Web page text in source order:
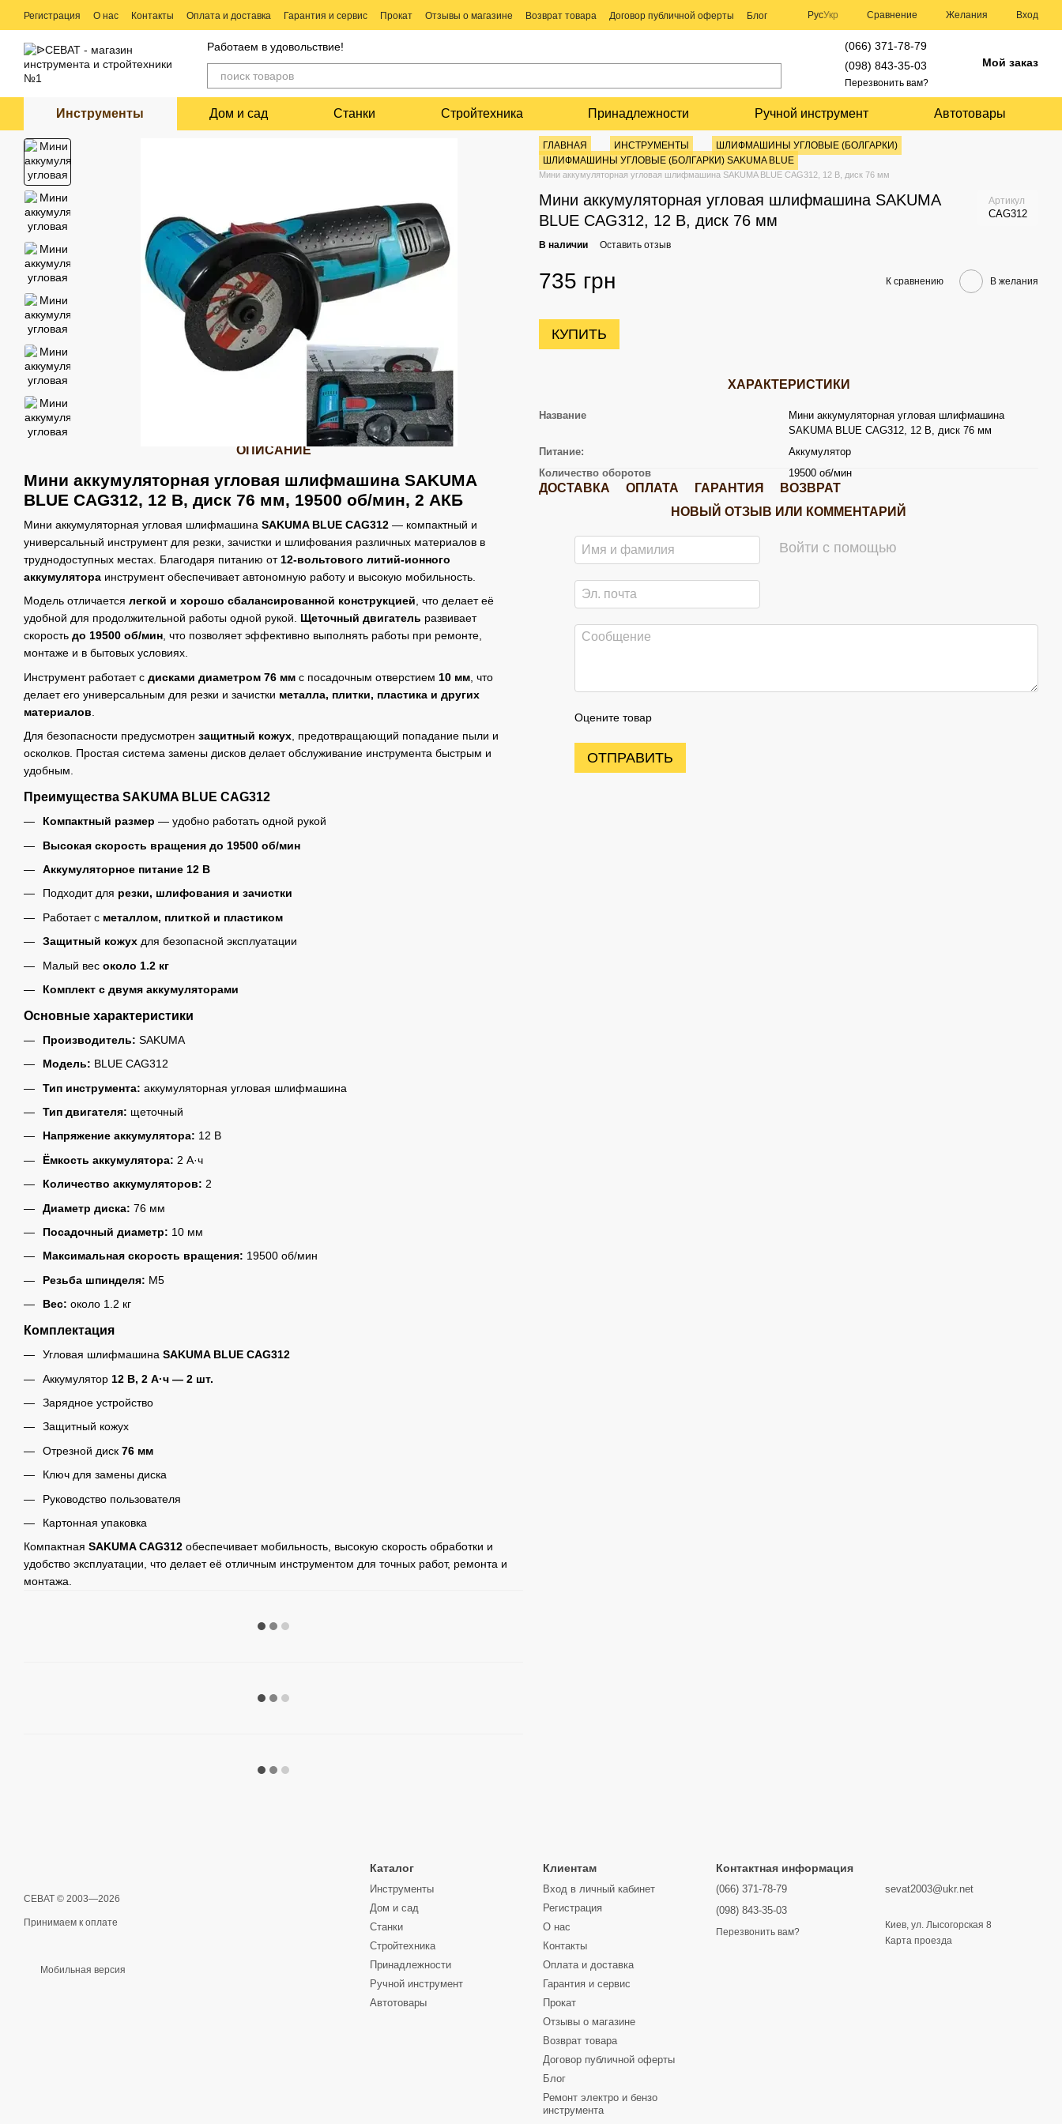
Перейти к основному контенту
Регистрация О нас Контакты Оплата и доставка Гарантия и сервис Прокат Отзывы о магазине Возврат товара Договор публичной оферты
Блог
Ремонт электро и бензо инструмента
РусУкр Сравнение Желания Вход
Работаем в удовольствие!
(066) 371-78-79
(098) 843-35-03
Перезвонить вам?
Мой заказ
Инструменты Дом и сад Станки Стройтехника Принадлежности Ручной инструмент Автотовары
ОПИСАНИЕ
Мини аккумуляторная угловая шлифмашина SAKUMA
BLUE CAG312, 12 В, диск 76 мм, 19500 об/мин, 2 АКБ
Мини аккумуляторная угловая шлифмашина SAKUMA BLUE CAG312 — компактный и
универсальный инструмент для резки, зачистки и шлифования различных материалов в
труднодоступных местах. Благодаря питанию от 12-вольтового литий-ионного
аккумулятора инструмент обеспечивает автономную работу и высокую мобильность.
Модель отличается легкой и хорошо сбалансированной конструкцией, что делает её
удобной для продолжительной работы одной рукой. Щеточный двигатель развивает
скорость до 19500 об/мин, что позволяет эффективно выполнять работы при ремонте,
монтаже и в бытовых условиях.
Инструмент работает с дисками диаметром 76 мм с посадочным отверстием 10 мм , что
делает его универсальным для резки и зачистки металла, плитки, пластика и других
материалов
Для безопасности предусмотрен защитный кожух , предотвращающий попадание пыли и
осколков. Простая система замены дисков делает обслуживание инструмента быстрым и
удобным.
Преимущества SAKUMA BLUE CAG312
Компактный размер — удобно работать одной рукой
Высокая скорость вращения до 19500 об/мин
Аккумуляторное питание 12 В
Подходит для резки, шлифования и зачистки
Работает с металлом, плиткой и пластиком
Защитный кожух для безопасной эксплуатации
Малый вес около 1.2 кг
Комплект с двумя аккумуляторами
Основные характеристики
Производитель: SAKUMA
Модель: BLUE CAG312
Тип инструмента: аккумуляторная угловая шлифмашина
Тип двигателя: щеточный
Напряжение аккумулятора: 12 В
Ёмкость аккумулятора: 2 А·ч
Количество аккумуляторов: 2
Диаметр диска: 76 мм
Посадочный диаметр: 10 мм
Максимальная скорость вращения: 19500 об/мин
Резьба шпинделя: M5
Вес: около 1.2 кг
Комплектация
Угловая шлифмашина SAKUMA BLUE CAG312
Аккумулятор 12 В, 2 А·ч — 2 шт.
Зарядное устройство
Защитный кожух
Отрезной диск 76 мм
Ключ для замены диска
Руководство пользователя
Картонная упаковка
Компактная SAKUMA CAG312 обеспечивает мобильность, высокую скорость обработки и
удобство эксплуатации, что делает её отличным инструментом для точных работ, ремонта и
монтажа.
ГЛАВНАЯ ИНСТРУМЕНТЫ
ШЛИФМАШИНЫ УГЛОВЫЕ (БОЛГАРКИ)
ШЛИФМАШИНЫ УГЛОВЫЕ (БОЛГАРКИ) SAKUMA BLUE
Мини аккумуляторная угловая шлифмашина SAKUMA BLUE CAG312, 12 В, диск 76 мм
Мини аккумуляторная угловая шлифмашина SAKUMA
BLUE CAG312, 12 В, диск 76 мм
Артикул
CAG312
В наличии Оставить отзыв
735 грн К сравнению В желания
КУПИТЬ
ХАРАКТЕРИСТИКИ
Название
Мини аккумуляторная угловая шлифмашина
SAKUMA BLUE CAG312, 12 В, диск 76 мм
Питание:
Аккумулятор
Количество оборотов
19500 об/мин
ДОСТАВКА ОПЛАТА ГАРАНТИЯ
ВОЗВРАТ
НОВЫЙ ОТЗЫВ ИЛИ КОММЕНТАРИЙ
Войти с помощью
Оцените товар
ОТПРАВИТЬ
СЕВАТ © 2003—2026
Принимаем к оплате
Мобильная версия
Каталог
Инструменты
Дом и сад
Станки
Стройтехника
Принадлежности
Ручной инструмент
Автотовары
Клиентам
Вход в личный кабинет
Регистрация
О нас
Контакты
Оплата и доставка
Гарантия и сервис
Прокат
Отзывы о магазине
Возврат товара
Договор публичной оферты
Блог
Ремонт электро и бензо
инструмента
Контактная информация
(066) 371-78-79
(098) 843-35-03
Перезвонить вам?
sevat2003@ukr.net
Киев, ул. Лысогорская 8
Карта проезда